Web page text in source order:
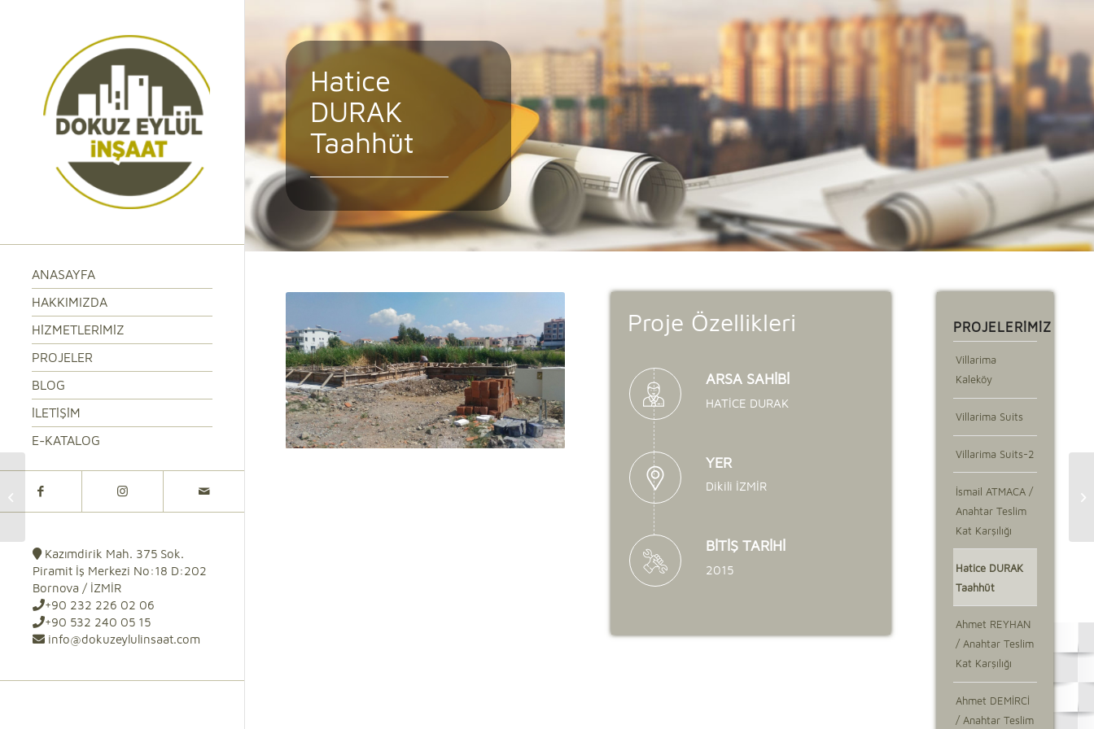
ANASAYFA
HAKKIMIZDA
HIZMETLERIMIZ
PROJELER
BLOG
İLETIŞIM
E-KATALOG
Kazımdirik Mah. 375 Sok.
Piramit İş Merkezi No:18 D:202
Bornova / İZMİR
+90 232 226 02 06
+90 532 240 05 15
info@dokuzeylulinsaat.com
Hatice
DURAK
Taahhüt
Proje Özellikleri
ARSA SAHİBİ
HATİCE DURAK
YER
Dikili İZMİR
BİTİŞ TARİHİ
2015
PROJELERIMIZ
Villarima
Kaleköy
Villarima Suits
Villarima Suits-2
İsmail ATMACA /
Anahtar Teslim
Kat Karşılığı
Hatice DURAK
Taahhüt
Ahmet REYHAN
/ Anahtar Teslim
Kat Karşılığı
Ahmet DEMİRCİ
/ Anahtar Teslim
Anahtar Teslim Kat
Karşılığı